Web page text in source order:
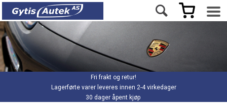
Fri frakt og retur!
Lagerførte varer leveres innen 2-4 virkedager
30 dager åpent kjøp